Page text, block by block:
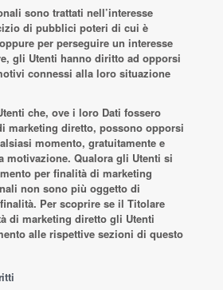
sono trattati nell’interesse
di pubblici poteri di cui è
per perseguire un interesse
gli Utenti hanno diritto ad opporsi
connessi alla loro situazione
che, ove i loro Dati fossero
marketing diretto, possono opporsi
momento, gratuitamente e
motivazione. Qualora gli Utenti si
per finalità di marketing
non sono più oggetto di
Per scoprire se il Titolare
di marketing diretto gli Utenti
alle rispettive sezioni di questo